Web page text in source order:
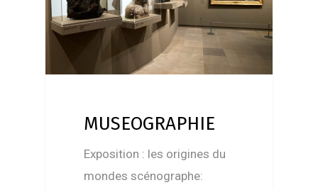
MUSEOGRAPHIE
Exposition : les origines du
mondes scénographe: